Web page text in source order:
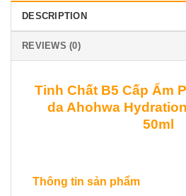
DESCRIPTION
REVIEWS (0)
Tinh Chất B5 Cấp Ẩm
da Ahohwa
50ml
Thông tin sản phẩm